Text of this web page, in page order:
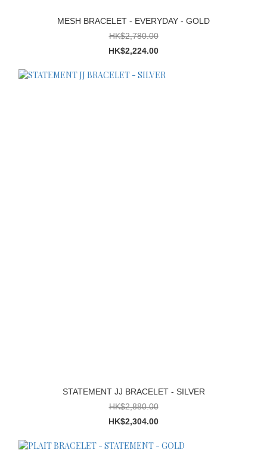
MESH BRACELET - EVERYDAY - GOLD
HK$2,780.00
HK$2,224.00
STATEMENT JJ BRACELET - SILVER
HK$2,880.00
HK$2,304.00